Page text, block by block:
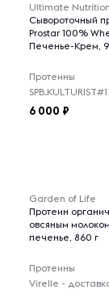
Ultimate Nutrition
Сывороточный
Prostar 100%
Печенье-Крем,
Протеины
SPB.KULTURIST#1
6 000
Garden of Life
Протеин
овсяным
печенье, 860 г
Протеины